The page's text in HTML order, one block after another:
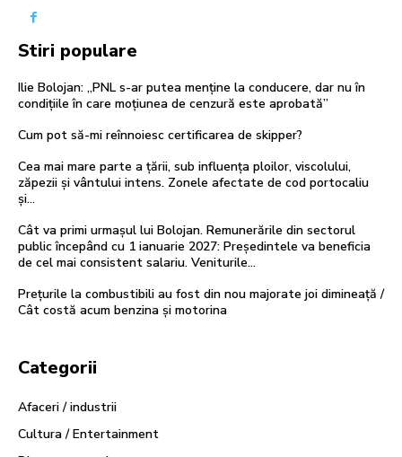
Stiri populare
Ilie Bolojan: „PNL s-ar putea menține la conducere, dar nu în
condițiile în care moțiunea de cenzură este aprobată”
Cum pot să-mi reînnoiesc certificarea de skipper?
Cea mai mare parte a țării, sub influența ploilor, viscolului,
zăpezii și vântului intens. Zonele afectate de cod portocaliu
și…
Cât va primi urmașul lui Bolojan. Remunerările din sectorul
public începând cu 1 ianuarie 2027: Președintele va beneficia
de cel mai consistent salariu. Veniturile...
Prețurile la combustibili au fost din nou majorate joi dimineață /
Cât costă acum benzina și motorina
Categorii
Afaceri / industrii
Cultura / Entertainment